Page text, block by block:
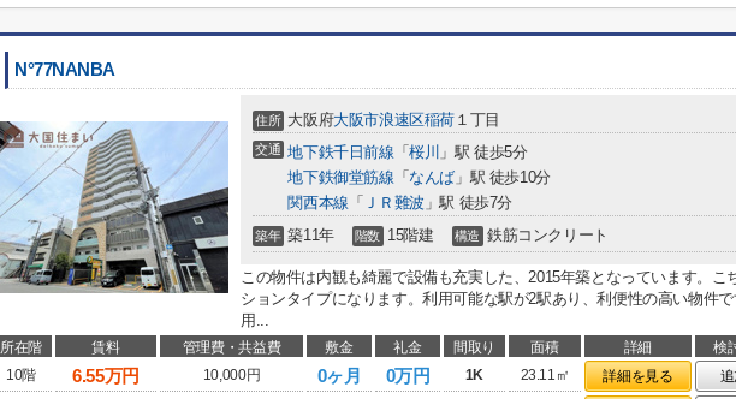
N°77NANBA
住所 大阪府大阪市浪速区稲荷 １丁目
交通 地下鉄千日前線 「桜川 」駅 徒歩5分
地下鉄御堂筋線 「 なんば 」駅 徒歩10分
関西本線 「 ＪＲ難波 」駅 徒歩7分
築年 築11年 階数 15階建 構造 鉄筋コンクリート
この物件は内観も綺麗で設備も充実した、2015年築となっています。こ
ションタイプになります。利用可能な駅が2駅あり、利便性の高い物件
用...
所在階 賃料 管理費・共益費 敷金 礼金 間取り 面積 詳細
検
10階
6.55万円 10,000円 0ヶ月 0万円 1K 23.11㎡ 詳細を見る